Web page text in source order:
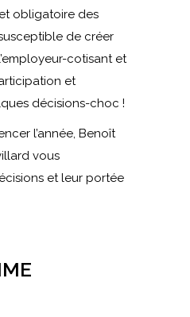
obligatoire des
de créer
cotisant et
et
décisions-choc !
l’année, Benoît
vous
et leur portée